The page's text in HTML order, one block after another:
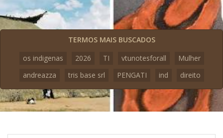
TERMOS MAIS BUSCADOS
os indigenas
2026 TI vtunotesforall
Mulher
andreazza
tris base srl PENGATI ind direito